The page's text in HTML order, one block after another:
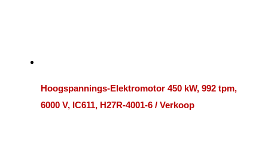
Hoogspannings-Elektromotor 450 kW, 992 tpm,
6000 V, IC611, H27R-4001-6 / Verkoop